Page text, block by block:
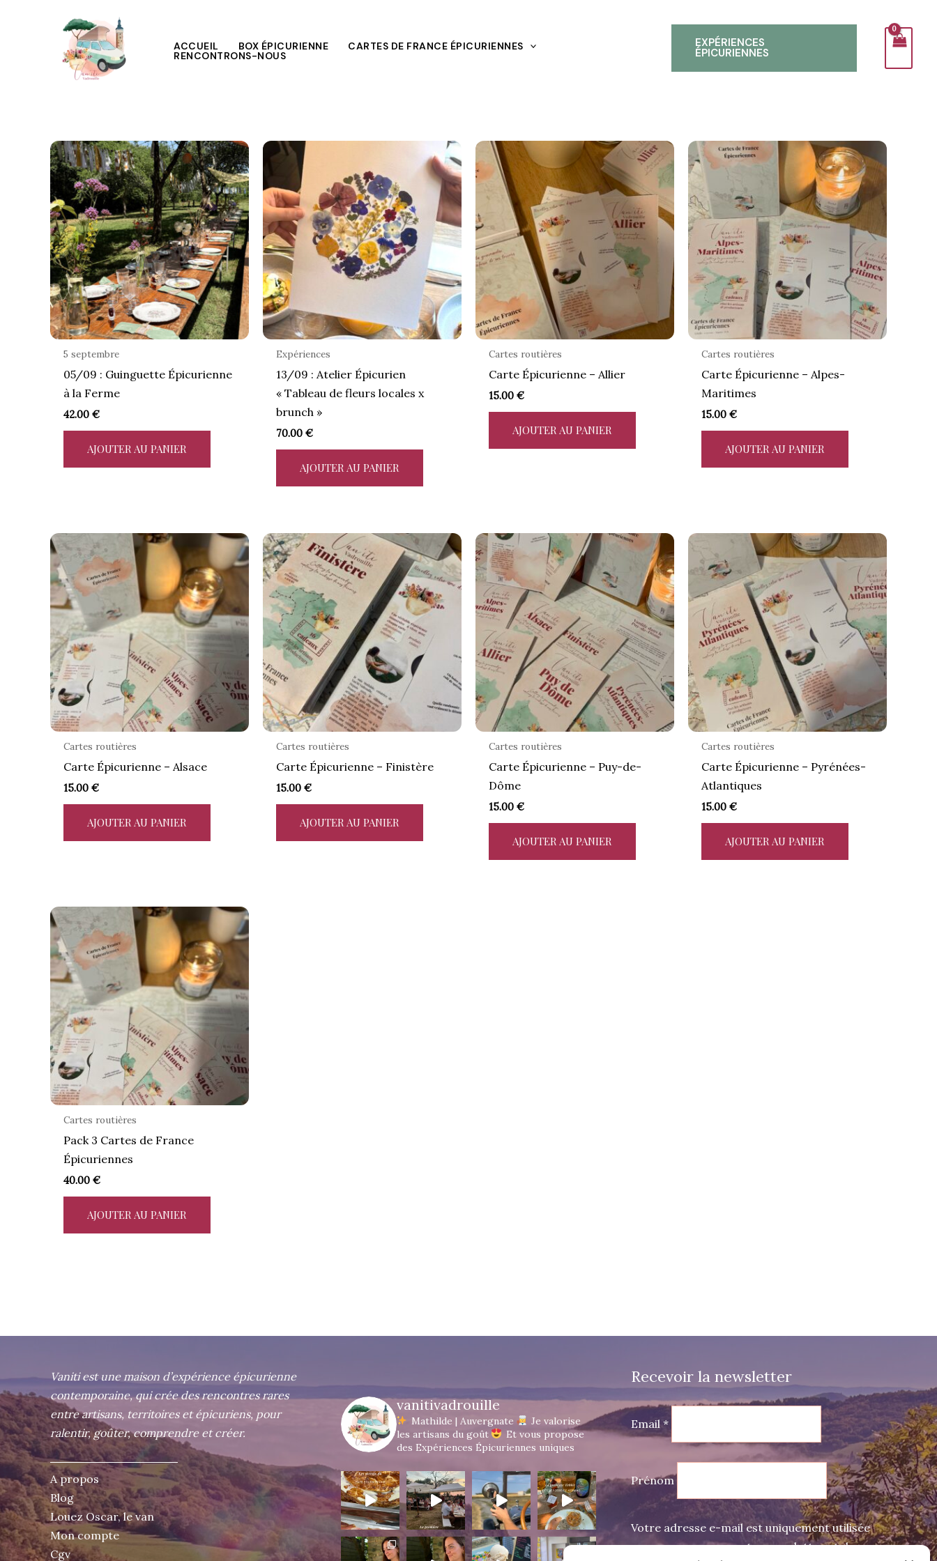
ACCUEIL BOX ÉPICURIENNE CARTES DE FRANCE ÉPICURIENNES
RENCONTRONS-NOUS
EXPÉRIENCES
ÉPICURIENNES
5 septembre
05/09 : Guinguette Épicurienne
à la Ferme
42.00€
AJOUTER AU PANIER
Expériences
13/09 : Atelier Épicurien
« Tableau de fleurs locales x
brunch »
70.00€
AJOUTER AU PANIER
Cartes routières
Carte Épicurienne – Allier
15.00€
AJOUTER AU PANIER
Cartes routières
Carte Épicurienne – Alpes-
Maritimes
15.00€
AJOUTER AU PANIER
Cartes routières
Carte Épicurienne – Alsace
15.00€
AJOUTER AU PANIER
Cartes routières
Carte Épicurienne – Finistère
15.00€
AJOUTER AU PANIER
Cartes routières
Carte Épicurienne – Puy-de-
Dôme
15.00€
AJOUTER AU PANIER
Cartes routières
Carte Épicurienne – Pyrénées-
Atlantiques
15.00€
AJOUTER AU PANIER
Cartes routières
Pack 3 Cartes de France
Épicuriennes
40.00€
AJOUTER AU PANIER
Vaniti est une maison d’expérience épicurienne
contemporaine, qui crée des rencontres rares
entre artisans, territoires et épicuriens, pour
ralentir, goûter, comprendre et créer.
A propos
Blog
Louez Oscar, le van
Mon compte
Cgv
vanitivadrouille
Mathilde | Auvergnate
Je valorise
les artisans du goût
Et vous propose
des Expériences Épicuriennes uniques
Recevoir la newsletter
Email *
Prénom
Votre adresse e-mail est uniquement utilisée
pour vous envoyer notre newsletter et des